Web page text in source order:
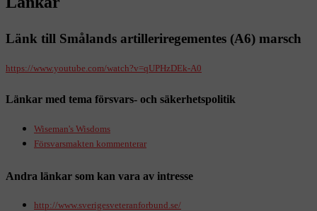
Länk till Smålands artilleriregementes (A6) marsch
https://www.youtube.com/watch?v=qUPHzDEk-A0
Länkar med tema försvars- och säkerhetspolitik
Wiseman's Wisdoms
Försvarsmakten kommenterar
Andra länkar som kan vara av intresse
http://www.sverigesveteranforbund.se/